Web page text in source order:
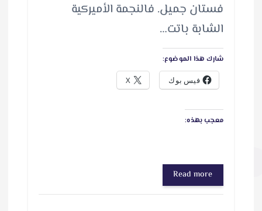
فستان جميل. فالنجمة الأميركية
الشابة باتت…
شارك هذا الموضوع:
فيس بوك X
معجب بهذه:
Read more